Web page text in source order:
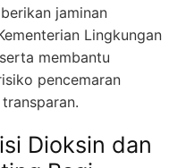
jaminan
Lingkungan
membantu
pencemaran
Dioksin dan